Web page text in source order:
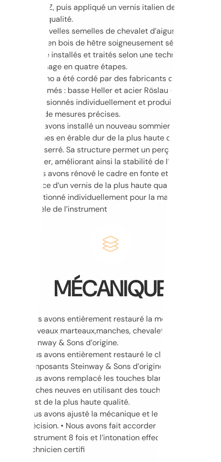
STRUNZ, puis appliqué un vernis italien de la plus
haute qualité.
De nouvelles semelles de chevalet d’aigus et de
basse en bois de hêtre soigneusement sélectionnés
ont été installés et traités selon une technique de
façonnage en quatre étapes.
Le piano a été cordé par des fabricants de cordes
renommés : basse Heller et acier Röslau – tous
dimensionnés individuellement et produits sur la
base de mesures précises.
Nous avons installé un nouveau sommier à cinq
couches en érable dur de la plus haute qualité au
grain serré. Sa structure permet un perçage solide et
régulier, améliorant ainsi la stabilité de l’accord
Nous avons rénové le cadre en fonte et recouvert sa
surface d’un vernis de la plus haute qualité,
sélectionné individuellement pour la marque et le
modèle de l’instrument
MÉCANIQUE
Nous avons entièrement restauré la mécanique avec
nouveaux marteaux,manches, chevalets mécanique
Steinway & Sons d’origine.
Nous avons entièrement restauré le clavier avec des
composants Steinway & Sons d’origine.
Nous avons remplacé les touches blanches par des
touches neuves en utilisant des touches Kluge Ivo
Plast de la plus haute qualité.
Nous avons ajusté la mécanique et le clavier avec
précision. • Nous avons fait accorder
l’instrument 8 fois et l’intonation effectuée par un
technicien certifi